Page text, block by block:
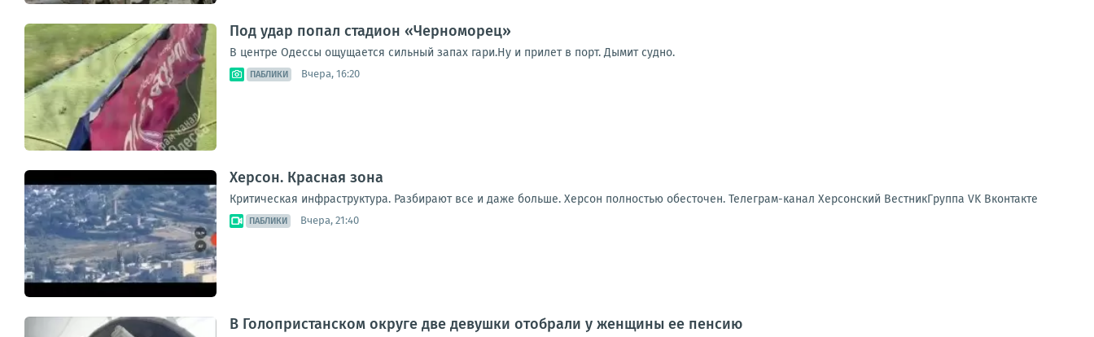
Под удар попал стадион «Черноморец»
В центре Одессы ощущается сильный запах гари.Ну и прилет в порт. Дымит судно.
ПАБЛИКИ Вчера, 16:20
Херсон. Красная зона
Критическая инфраструктура. Разбирают все и даже больше. Херсон полностью обесточен. Телеграм-канал Херсонский ВестникГруппа VK Вконтакте
ПАБЛИКИ Вчера, 21:40
В Голопристанском округе две девушки отобрали у женщины ее пенсию